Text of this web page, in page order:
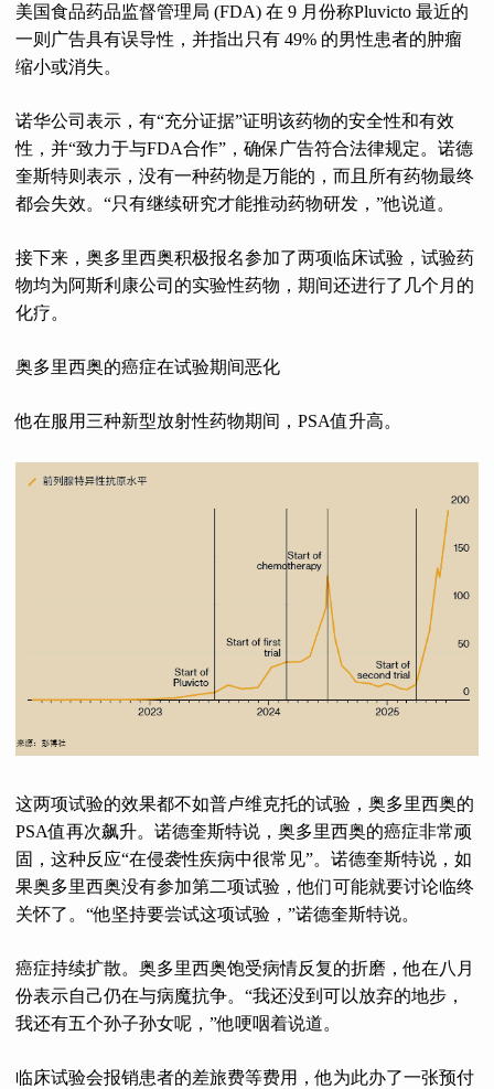
美国食品药品监督管理局 (FDA) 在 9 月份称Pluvicto 最近的
一则广告具有误导性，并指出只有 49% 的男性患者的肿瘤
缩小或消失。
诺华公司表示，有“充分证据”证明该药物的安全性和有效
性，并“致力于与FDA合作”，确保广告符合法律规定。诺德
奎斯特则表示，没有一种药物是万能的，而且所有药物最终
都会失效。“只有继续研究才能推动药物研发，”他说道。
接下来，奥多里西奥积极报名参加了两项临床试验，试验药
物均为阿斯利康公司的实验性药物，期间还进行了几个月的
化疗。
奥多里西奥的癌症在试验期间恶化
他在服用三种新型放射性药物期间，PSA值升高。
这两项试验的效果都不如普卢维克托的试验，奥多里西奥的
PSA值再次飙升。诺德奎斯特说，奥多里西奥的癌症非常顽
固，这种反应“在侵袭性疾病中很常见”。诺德奎斯特说，如
果奥多里西奥没有参加第二项试验，他们可能就要讨论临终
关怀了。“他坚持要尝试这项试验，”诺德奎斯特说。
癌症持续扩散。奥多里西奥饱受病情反复的折磨，他在八月
份表示自己仍在与病魔抗争。“我还没到可以放弃的地步，
我还有五个孙子孙女呢，”他哽咽着说道。
临床试验会报销患者的差旅费等费用，他为此办了一张预付